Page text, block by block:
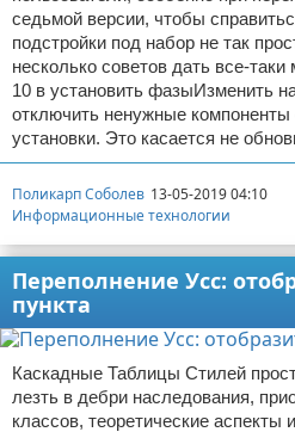
седьмой версии, чтобы
подстройки под набор не так
несколько советов дать все-
10 в установить фазыИзменить
отключить ненужные
установки. Это касается не
Поликарп Соболев 13-05-2019 04:10
Информационные технологии
Переполнение Усс:
пункта
Каскадные Таблицы Стилей
лезть в дебри наследования,
классов, теоретические аспекты